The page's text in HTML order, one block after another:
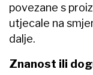
povezane s
utjecale na
dalje.
Znanost ili